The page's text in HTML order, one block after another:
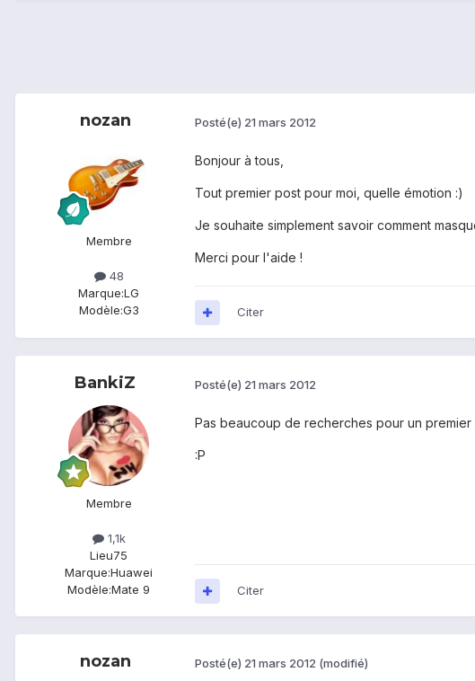
nozan
Membre
48
Marque:LG
Modèle:G3
Posté(e) 21 mars 2012
Bonjour à tous,
Tout premier post pour moi, quelle émotion :)
Je souhaite simplement savoir comment
Merci pour l'aide !
Citer
BankiZ
Membre
1,1k
Lieu75
Marque:Huawei
Modèle:Mate 9
Posté(e) 21 mars 2012
Pas beaucoup de recherches pour un premier
:P
Citer
nozan Posté(e) 21 mars 2012 (modifié)